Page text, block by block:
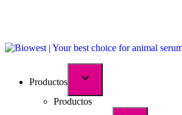
Productos
Productos